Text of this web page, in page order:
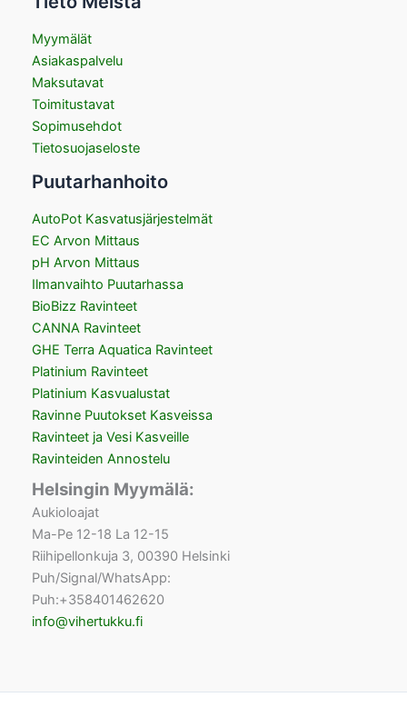
Myymälät
Asiakaspalvelu
Maksutavat
Toimitustavat
Sopimusehdot
Tietosuojaseloste
Puutarhanhoito
AutoPot Kasvatusjärjestelmät
EC Arvon Mittaus
pH Arvon Mittaus
Ilmanvaihto Puutarhassa
BioBizz Ravinteet
CANNA Ravinteet
GHE Terra Aquatica Ravinteet
Platinium Ravinteet
Platinium Kasvualustat
Ravinne Puutokset Kasveissa
Ravinteet ja Vesi Kasveille
Ravinteiden Annostelu
Helsingin Myymälä:
Aukioloajat
Ma-Pe 12-18 La 12-15
Riihipellonkuja 3, 00390 Helsinki
Puh/Signal/WhatsApp:
Puh:+358401462620
info@vihertukku.fi